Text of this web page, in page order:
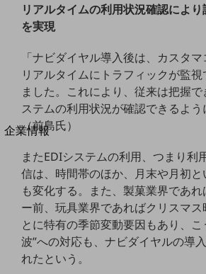
はじめての方へ
サービス・商品を探す
新規会員登録/ログインはこちら
100回線以上のお問い合わせ・お見積りはこち
別ウィンドウで開きます
企業情報
会社案内
会社案内TOP
社長からのご挨拶
リアルタイムの利用状況確認によ
を実現
「ナビダイヤル導入後は、カスタ
リアルタイムにトラフィックが監視
ました。これにより、従来は把握
ステムの利用状況が確認できるよう
（前島氏）
またEDIシステムの利用、つまり利
信は、時間帯のほか、月末や月初
も変化する。また、製菓業界であ
ー前、玩具業界であればクリスマ
とに特有の季節変動要因もあり、こ
波”への対応も、ナビダイヤルの導
れたという。